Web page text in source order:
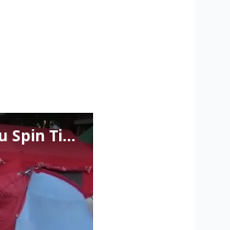
Gualtieri: "Responsabilità del Viminale su Spin Time? La posizione dei partiti è nota"